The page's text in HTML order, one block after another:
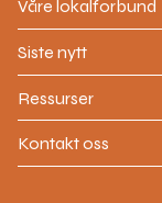
Våre lokalforbund
Siste nytt
Ressurser
Kontakt oss